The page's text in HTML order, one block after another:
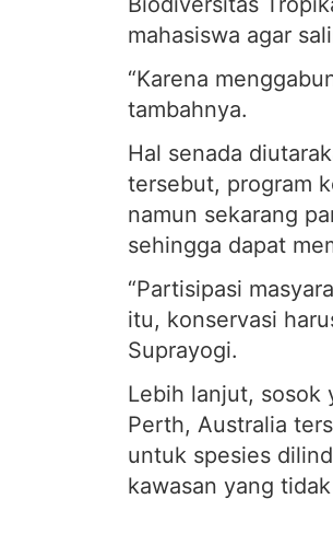
mahasiswa agar
“Karena
tambahnya.
Hal senada
tersebut, program
namun sekarang
sehingga dapat
“Partisipasi
itu, konservasi
Suprayogi.
Lebih lanjut, sosok
Perth, Australia
untuk spesies
kawasan yang